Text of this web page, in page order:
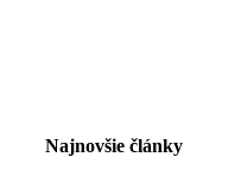
Najnovšie články